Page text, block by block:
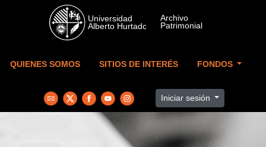
Skip to main content
QUIENES SOMOS SITIOS DE INTERÉS FONDOS
Iniciar sesión